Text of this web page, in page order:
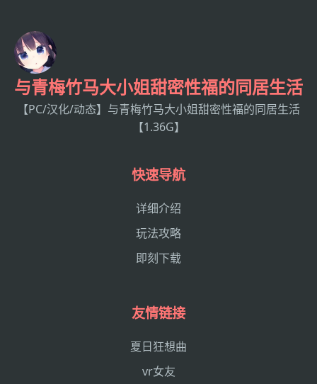
与青梅竹马大小姐甜密性福的同居生活
【PC/汉化/动态】与青梅竹马大小姐甜密性福的同居生活
【1.36G】
快速导航
详细介绍
玩法攻略
即刻下载
友情链接
夏日狂想曲
vr女友